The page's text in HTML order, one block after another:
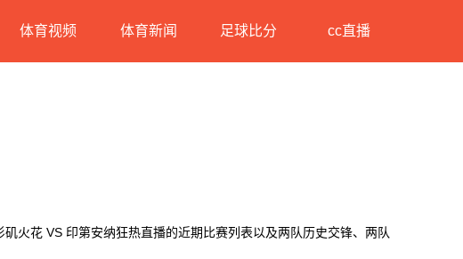
体育视频 体育新闻 足球比分 cc直播
火花 VS 印第安纳狂热直播的近期比赛列表以及两队历史交锋、两队